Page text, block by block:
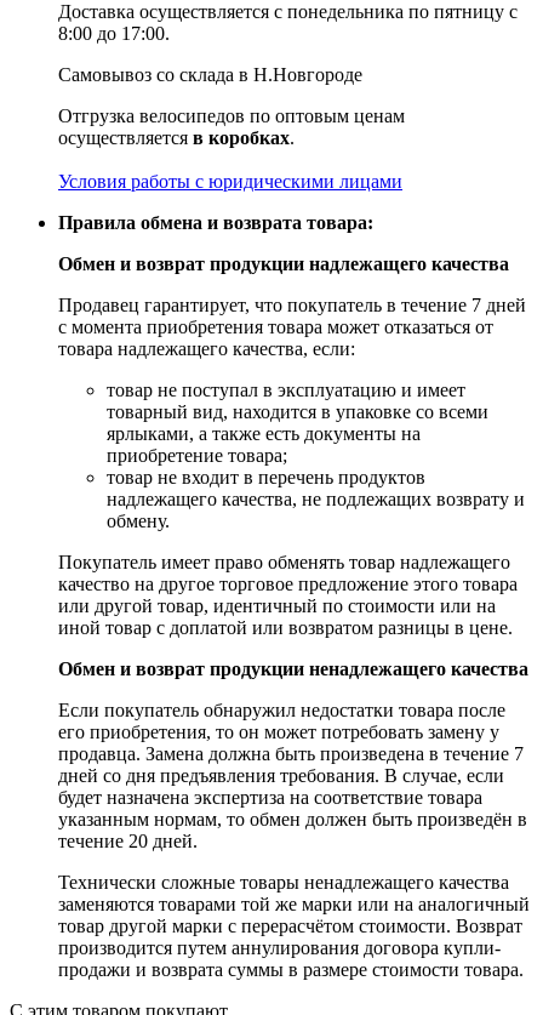
Доставка осуществляется с понедельника по пятницу с
8:00 до 17:00.
Самовывоз со склада в Н.Новгороде
Отгрузка велосипедов по оптовым ценам
осуществляется в коробках.
Условия работы с юридическими лицами
Правила обмена и возврата товара:
Обмен и возврат продукции надлежащего качества
Продавец гарантирует, что покупатель в течение 7 дней
с момента приобретения товара может отказаться от
товара надлежащего качества, если:
товар не поступал в эксплуатацию и имеет
товарный вид, находится в упаковке со всеми
ярлыками, а также есть документы на
приобретение товара;
товар не входит в перечень продуктов
надлежащего качества, не подлежащих возврату и
обмену.
Покупатель имеет право обменять товар надлежащего
качество на другое торговое предложение этого товара
или другой товар, идентичный по стоимости или на
иной товар с доплатой или возвратом разницы в цене.
Обмен и возврат продукции ненадлежащего качества
Если покупатель обнаружил недостатки товара после
его приобретения, то он может потребовать замену у
продавца. Замена должна быть произведена в течение 7
дней со дня предъявления требования. В случае, если
будет назначена экспертиза на соответствие товара
указанным нормам, то обмен должен быть произведён в
течение 20 дней.
Технически сложные товары ненадлежащего качества
заменяются товарами той же марки или на аналогичный
товар другой марки с перерасчётом стоимости. Возврат
производится путем аннулирования договора купли-
продажи и возврата суммы в размере стоимости товара.